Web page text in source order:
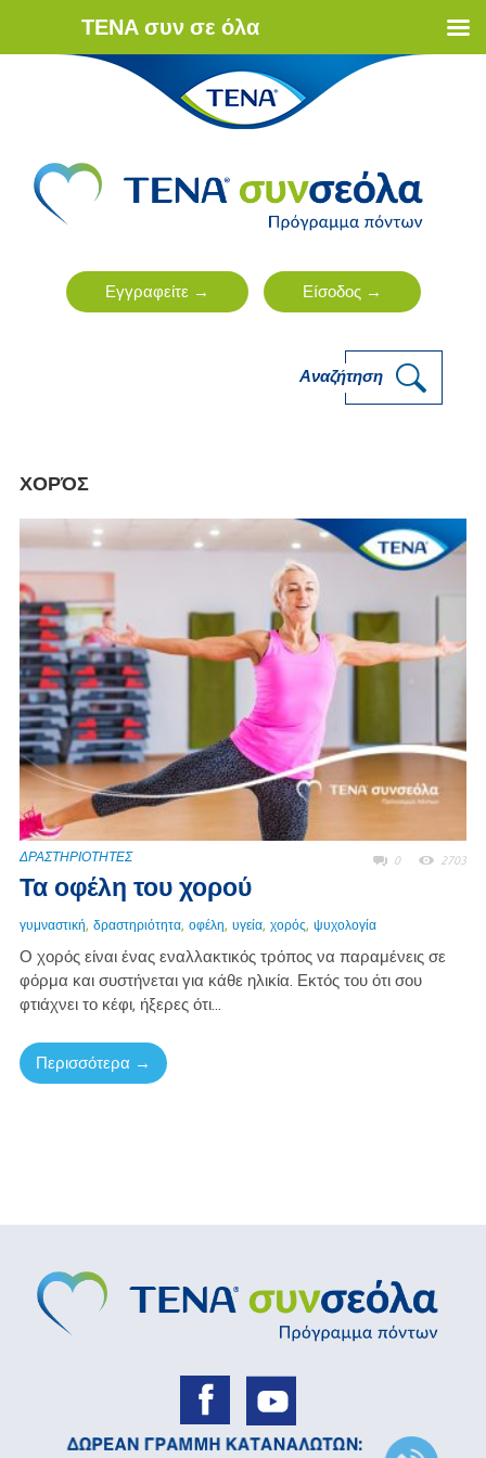
Αναζήτηση
ΧΟΡΌΣ
ΔΡΑΣΤΗΡΙΟΤΗΤΕΣ 0 2703
Τα οφέλη του χορού
γυμναστική, δραστηριότητα, οφέλη, υγεία, χορός, ψυχολογία
Ο χορός είναι ένας εναλλακτικός τρόπος να παραμένεις σε
φόρμα και συστήνεται για κάθε ηλικία. Εκτός του ότι σου
φτιάχνει το κέφι, ήξερες ότι...
Περισσότερα →
ΤΕΝΑ συν σε όλα